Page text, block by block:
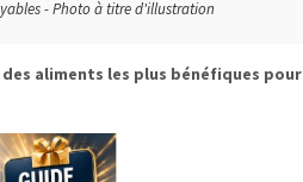
- Photo à titre d'illustration
aliments les plus bénéfiques pour